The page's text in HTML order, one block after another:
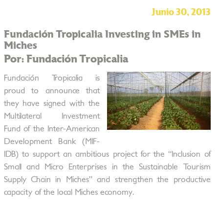
Junio 30, 2013
Fundación Tropicalia Investing in SMEs in
Miches
Por: Fundación Tropicalia
Fundación Tropicalia is
proud to announce that
they have signed with the
Multilateral Investment
Fund of the Inter-American
Development Bank (MIF-
IDB) to support an ambitious project for the “Inclusion of
Small and Micro Enterprises in the Sustainable Tourism
Supply Chain in Miches” and strengthen the productive
capacity of the local Miches economy.